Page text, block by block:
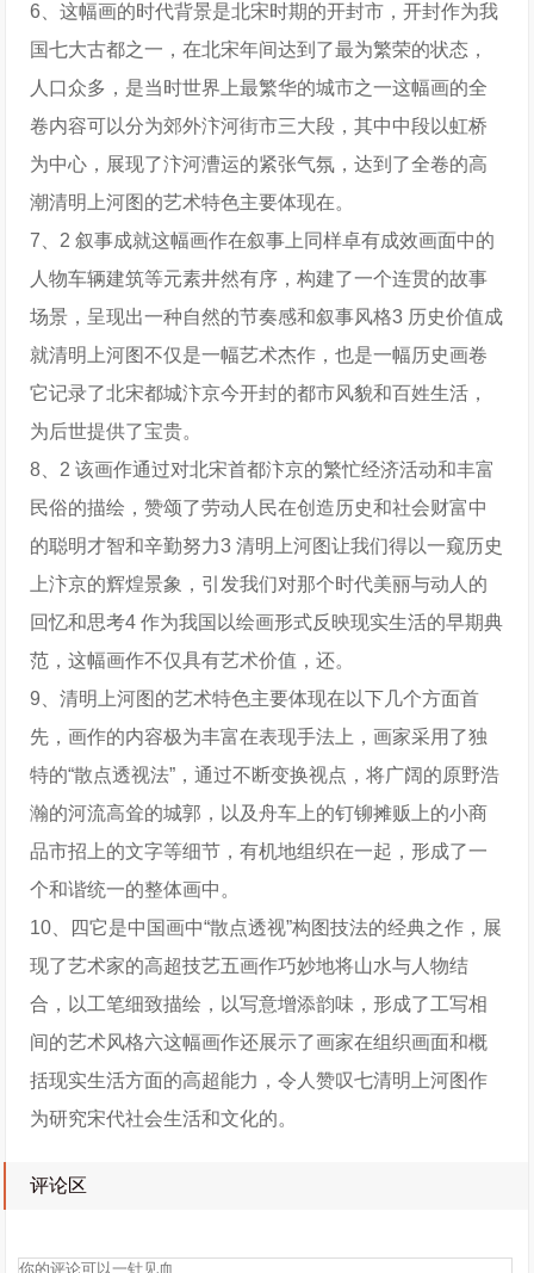
6、这幅画的时代背景是北宋时期的开封市，开封作为我
国七大古都之一，在北宋年间达到了最为繁荣的状态，
人口众多，是当时世界上最繁华的城市之一这幅画的全
卷内容可以分为郊外汴河街市三大段，其中中段以虹桥
为中心，展现了汴河漕运的紧张气氛，达到了全卷的高
潮清明上河图的艺术特色主要体现在。
7、2 叙事成就这幅画作在叙事上同样卓有成效画面中的
人物车辆建筑等元素井然有序，构建了一个连贯的故事
场景，呈现出一种自然的节奏感和叙事风格3 历史价值成
就清明上河图不仅是一幅艺术杰作，也是一幅历史画卷
它记录了北宋都城汴京今开封的都市风貌和百姓生活，
为后世提供了宝贵。
8、2 该画作通过对北宋首都汴京的繁忙经济活动和丰富
民俗的描绘，赞颂了劳动人民在创造历史和社会财富中
的聪明才智和辛勤努力3 清明上河图让我们得以一窥历史
上汴京的辉煌景象，引发我们对那个时代美丽与动人的
回忆和思考4 作为我国以绘画形式反映现实生活的早期典
范，这幅画作不仅具有艺术价值，还。
9、清明上河图的艺术特色主要体现在以下几个方面首
先，画作的内容极为丰富在表现手法上，画家采用了独
特的“散点透视法”，通过不断变换视点，将广阔的原野浩
瀚的河流高耸的城郭，以及舟车上的钉铆摊贩上的小商
品市招上的文字等细节，有机地组织在一起，形成了一
个和谐统一的整体画中。
10、四它是中国画中“散点透视”构图技法的经典之作，展
现了艺术家的高超技艺五画作巧妙地将山水与人物结
合，以工笔细致描绘，以写意增添韵味，形成了工写相
间的艺术风格六这幅画作还展示了画家在组织画面和概
括现实生活方面的高超能力，令人赞叹七清明上河图作
为研究宋代社会生活和文化的。
评论区